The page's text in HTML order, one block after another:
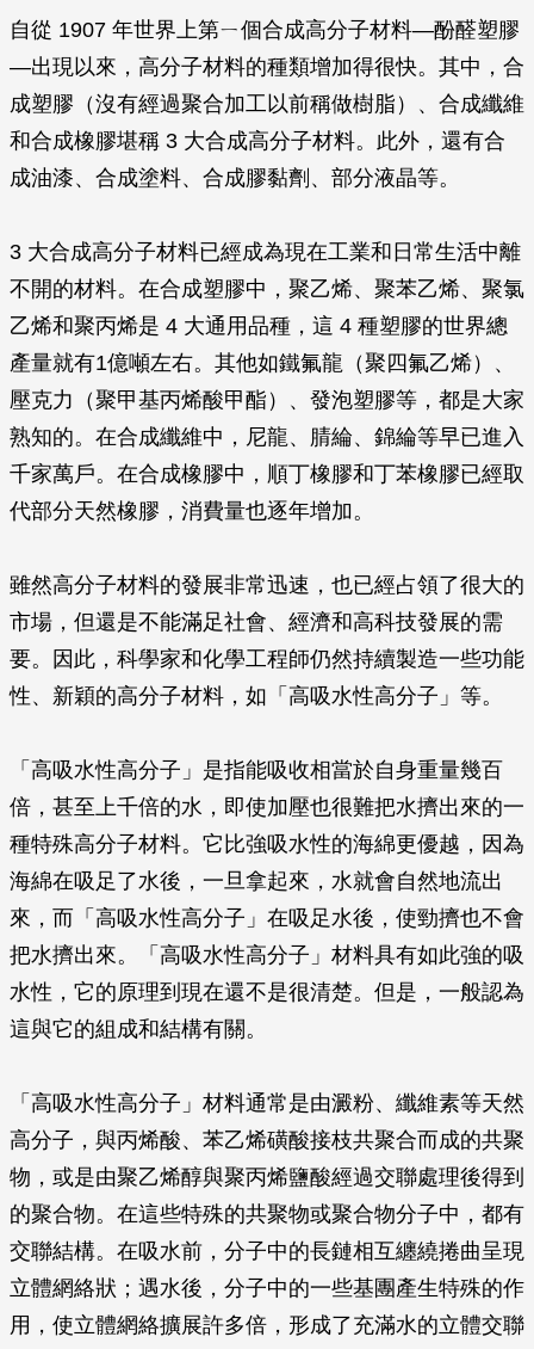
自從 1907 年世界上第ㄧ個合成高分子材料—酚醛塑膠
—出現以來，高分子材料的種類增加得很快。其中，合
成塑膠（沒有經過聚合加工以前稱做樹脂）、合成纖維
和合成橡膠堪稱 3 大合成高分子材料。此外，還有合
成油漆、合成塗料、合成膠黏劑、部分液晶等。
3 大合成高分子材料已經成為現在工業和日常生活中離
不開的材料。在合成塑膠中，聚乙烯、聚苯乙烯、聚氯
乙烯和聚丙烯是 4 大通用品種，這 4 種塑膠的世界總
產量就有1億噸左右。其他如鐵氟龍（聚四氟乙烯）、
壓克力（聚甲基丙烯酸甲酯）、發泡塑膠等，都是大家
熟知的。在合成纖維中，尼龍、腈綸、錦綸等早已進入
千家萬戶。在合成橡膠中，順丁橡膠和丁苯橡膠已經取
代部分天然橡膠，消費量也逐年增加。
雖然高分子材料的發展非常迅速，也已經占領了很大的
市場，但還是不能滿足社會、經濟和高科技發展的需
要。因此，科學家和化學工程師仍然持續製造一些功能
性、新穎的高分子材料，如「高吸水性高分子」等。
「高吸水性高分子」是指能吸收相當於自身重量幾百
倍，甚至上千倍的水，即使加壓也很難把水擠出來的一
種特殊高分子材料。它比強吸水性的海綿更優越，因為
海綿在吸足了水後，一旦拿起來，水就會自然地流出
來，而「高吸水性高分子」在吸足水後，使勁擠也不會
把水擠出來。「高吸水性高分子」材料具有如此強的吸
水性，它的原理到現在還不是很清楚。但是，一般認為
這與它的組成和結構有關。
「高吸水性高分子」材料通常是由澱粉、纖維素等天然
高分子，與丙烯酸、苯乙烯磺酸接枝共聚合而成的共聚
物，或是由聚乙烯醇與聚丙烯鹽酸經過交聯處理後得到
的聚合物。在這些特殊的共聚物或聚合物分子中，都有
交聯結構。在吸水前，分子中的長鏈相互纏繞捲曲呈現
立體網絡狀；遇水後，分子中的一些基團產生特殊的作
用，使立體網絡擴展許多倍，形成了充滿水的立體交聯